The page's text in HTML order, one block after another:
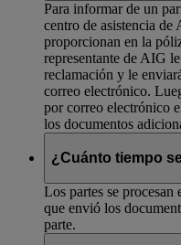
Para informar de un
centro de asistencia de
proporcionan en la
representante de AIG
reclamación y le
correo electrónico.
por correo electrónico
los documentos
¿Cuánto tiempo
Los partes se procesan
que envió los
parte.